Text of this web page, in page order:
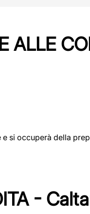
ALLE
si occuperà della
-